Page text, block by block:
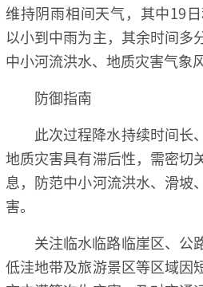
维持阴雨相间天气，其中19
以小到中雨为主，其余时间多
中小河流洪水、地质灾害气象
防御指南
此次过程降水持续时间长
地质灾害具有滞后性，需密切
息，防范中小河流洪水、滑坡
害。
关注临水临路临崖区、公
低洼地带及旅游景区等区域因